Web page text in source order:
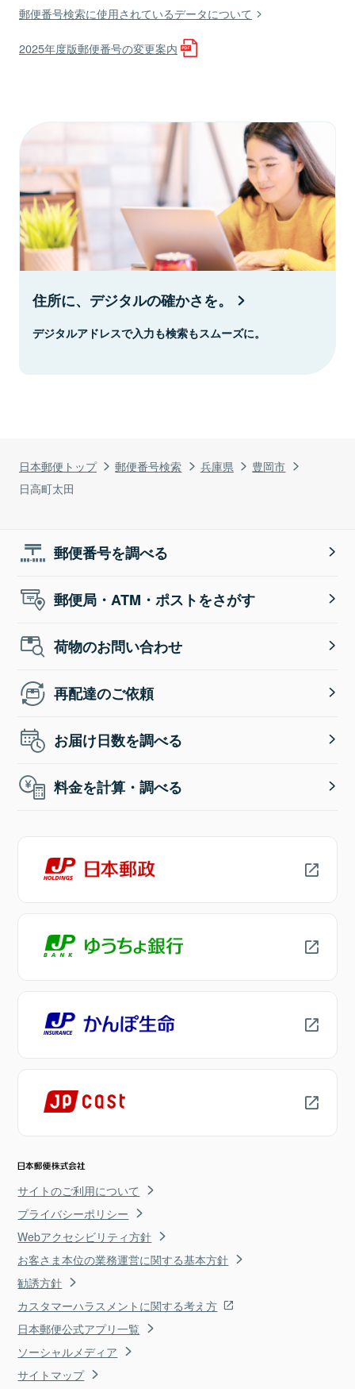
日本郵便トップ 郵便番号検索 兵庫県
豊岡市
日高町太田
郵便番号検索に使用されているデータについて
2025年度版郵便番号の変更案内
住所に、デジタルの確かさを。
デジタルアドレスで入力も検索もスムーズに。
郵便番号を調べる
郵便局・ATM・ポストをさがす
荷物のお問い合わせ
再配達のご依頼
お届け日数を調べる
料金を計算・調べる
サイトのご利用について
プライバシーポリシー
Webアクセシビリティ方針
お客さま本位の業務運営に関する基本方針
勧誘方針
カスタマーハラスメントに関する考え方
日本郵便公式アプリ一覧
ソーシャルメディア
サイトマップ